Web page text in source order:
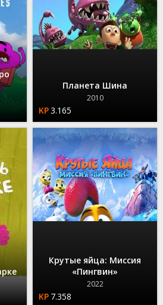
Планета Шина
2010
3.165
Крутые яйца: Миссия
«Пингвин»
2022
7.358